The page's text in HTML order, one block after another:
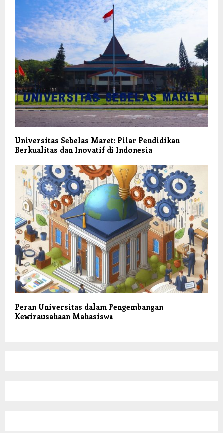
Universitas Sebelas Maret: Pilar Pendidikan
Berkualitas dan Inovatif di Indonesia
Peran Universitas dalam Pengembangan
Kewirausahaan Mahasiswa